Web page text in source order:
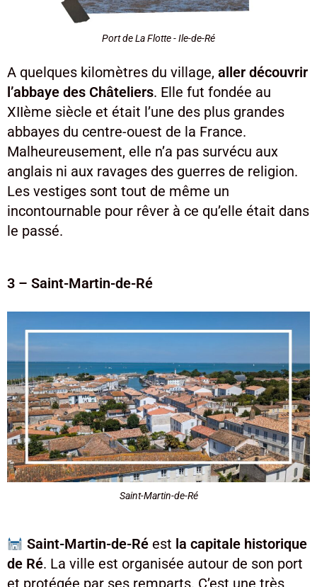
Port de La Flotte - Ile-de-Ré
A quelques kilomètres du village, aller découvrir
l’abbaye des Châteliers. Elle fut fondée au
XIIème siècle et était l’une des plus grandes
abbayes du centre-ouest de la France.
Malheureusement, elle n’a pas survécu aux
anglais ni aux ravages des guerres de religion.
Les vestiges sont tout de même un
incontournable pour rêver à ce qu’elle était dans
le passé.
3 – Saint-Martin-de-Ré
Saint-Martin-de-Ré
Saint-Martin-de-Réest la capitale historique
de Ré. La ville est organisée autour de son port
et protégée par ses remparts. C’est une très